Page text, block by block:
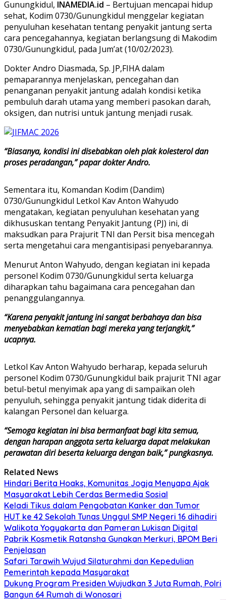
Gunungkidul, INAMEDIA.id – Bertujuan mencapai hidup
sehat, Kodim 0730/Gunungkidul menggelar kegiatan
penyuluhan kesehatan tentang penyakit jantung serta
cara pencegahannya, kegiatan berlangsung di Makodim
0730/Gunungkidul, pada Jum’at (10/02/2023).
Dokter Andro Diasmada, Sp. JP,FIHA dalam
pemaparannya menjelaskan, pencegahan dan
penanganan penyakit jantung adalah kondisi ketika
pembuluh darah utama yang memberi pasokan darah,
oksigen, dan nutrisi untuk jantung menjadi rusak.
“Biasanya, kondisi ini disebabkan oleh plak kolesterol dan
proses peradangan,” papar dokter Andro.
Sementara itu, Komandan Kodim (Dandim)
0730/Gunungkidul Letkol Kav Anton Wahyudo
mengatakan, kegiatan penyuluhan kesehatan yang
dikhususkan tentang Penyakit Jantung (PJ) ini, di
maksudkan para Prajurit TNI dan Persit bisa mencegah
serta mengetahui cara mengantisipasi penyebarannya.
Menurut Anton Wahyudo, dengan kegiatan ini kepada
personel Kodim 0730/Gunungkidul serta keluarga
diharapkan tahu bagaimana cara pencegahan dan
penanggulangannya.
“Karena penyakit jantung ini sangat berbahaya dan bisa
menyebabkan kematian bagi mereka yang terjangkit,”
ucapnya.
Letkol Kav Anton Wahyudo berharap, kepada seluruh
personel Kodim 0730/Gunungkidul baik prajurit TNI agar
betul-betul menyimak apa yang di sampaikan oleh
penyuluh, sehingga penyakit jantung tidak diderita di
kalangan Personel dan keluarga.
“Semoga kegiatan ini bisa bermanfaat bagi kita semua,
dengan harapan anggota serta keluarga dapat melakukan
perawatan diri beserta keluarga dengan baik,” pungkasnya.
Related News
Hindari Berita Hoaks, Komunitas Jogja Menyapa Ajak
Masyarakat Lebih Cerdas Bermedia Sosial
Keladi Tikus dalam Pengobatan Kanker dan Tumor
HUT ke 42 Sekolah Tunas Unggul SMP Negeri 16 dihadiri
Walikota Yogyakarta dan Pameran Lukisan Digital
Pabrik Kosmetik Ratansha Gunakan Merkuri, BPOM Beri
Penjelasan
Safari Tarawih Wujud Silaturahmi dan Kepedulian
Pemerintah kepada Masyarakat
Dukung Program Presiden Wujudkan 3 Juta Rumah, Polri
Bangun 64 Rumah di Wonosari